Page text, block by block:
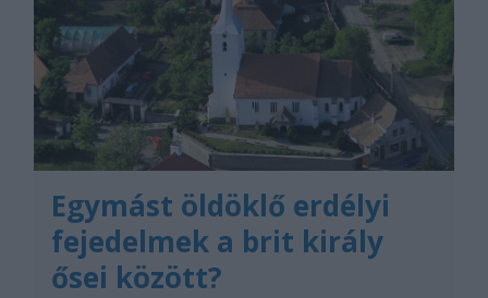
Egymást öldöklő erdélyi
fejedelmek a brit király
ősei között?